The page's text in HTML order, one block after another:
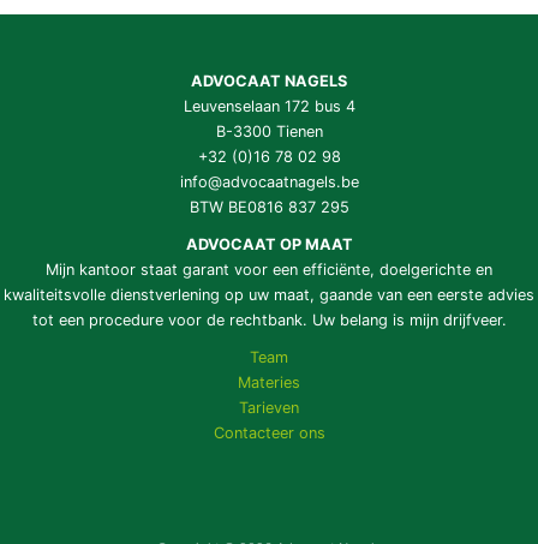
ADVOCAAT NAGELS
Leuvenselaan 172 bus 4
B-3300 Tienen
+32 (0)16 78 02 98
info@advocaatnagels.be
BTW BE0816 837 295
ADVOCAAT OP MAAT
Mijn kantoor staat garant voor een efficiënte, doelgerichte en
kwaliteitsvolle dienstverlening op uw maat, gaande van een eerste advies
tot een procedure voor de rechtbank. Uw belang is mijn drijfveer.
Team
Materies
Tarieven
Contacteer ons